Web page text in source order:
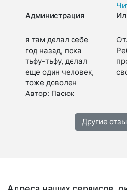
Администрация
я там делал себе
год назад, пока
тьфу-тьфу, делал
еще один человек,
тоже доволен
Автор: Пaсюк
Другие